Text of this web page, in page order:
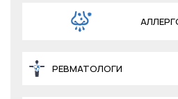
РЕВМАТОЛОГИ